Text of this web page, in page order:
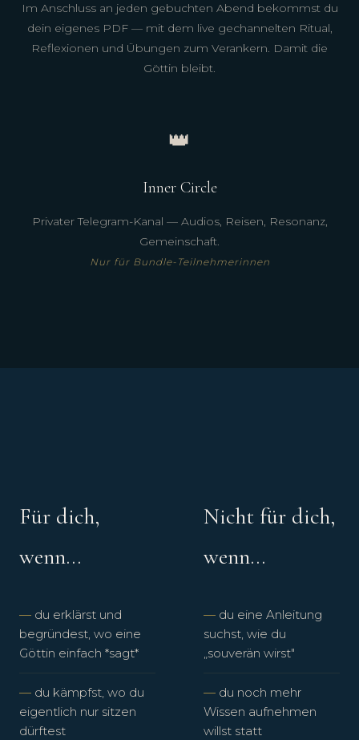
Im Anschluss an jeden gebuchten Abend bekommst du
dein eigenes PDF — mit dem live gechannelten Ritual,
Reflexionen und Übungen zum Verankern. Damit die
Göttin bleibt.
👑
Inner Circle
Privater Telegram-Kanal — Audios, Reisen, Resonanz,
Gemeinschaft.
Nur für Bundle-Teilnehmerinnen
Für dich,
wenn…
du erklärst und
begründest, wo eine
Göttin einfach *sagt*
du kämpfst, wo du
eigentlich nur sitzen
dürftest
Nicht für dich,
wenn…
du eine Anleitung
suchst, wie du
„souverän wirst"
du noch mehr
Wissen aufnehmen
willst statt